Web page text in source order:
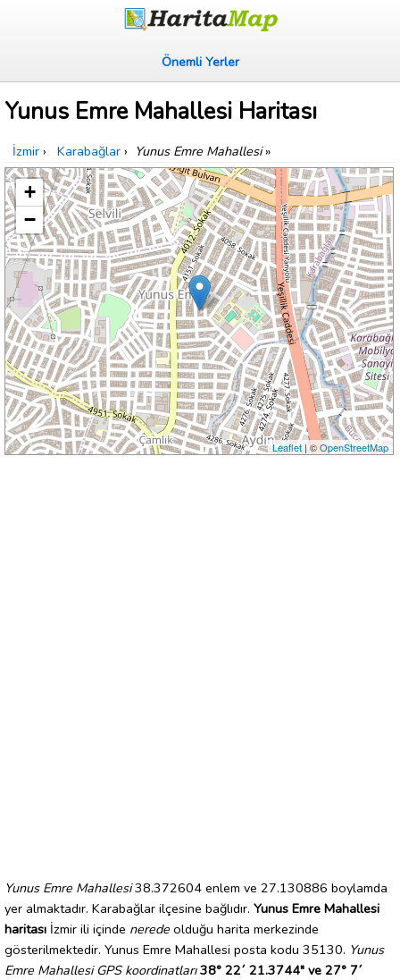
Önemli Yerler
Yunus Emre Mahallesi Haritası
İzmir › Karabağlar › Yunus Emre Mahallesi»
+
−
Leaflet| ©OpenStreetMap
Yunus Emre Mahallesi38.372604 enlem ve 27.130886 boylamda
yer almaktadır. Karabağlar ilçesine bağlıdır. Yunus Emre Mahallesi
haritası İzmir ili içinde nerede olduğu harita merkezinde
gösterilmektedir. Yunus Emre Mahallesi posta kodu 35130. Yunus
Emre Mahallesi GPS koordinatları 38° 22´ 21.3744" ve 27° 7´